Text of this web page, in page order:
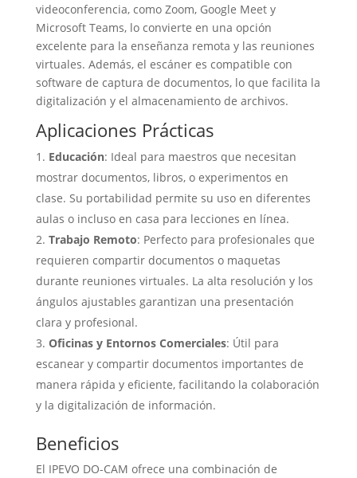
videoconferencia, como Zoom, Google Meet y
Microsoft Teams, lo convierte en una opción
excelente para la enseñanza remota y las reuniones
virtuales. Además, el escáner es compatible con
software de captura de documentos, lo que facilita la
digitalización y el almacenamiento de archivos.
Aplicaciones Prácticas
Educación: Ideal para maestros que necesitan
mostrar documentos, libros, o experimentos en
clase. Su portabilidad permite su uso en diferentes
aulas o incluso en casa para lecciones en línea.
Trabajo Remoto: Perfecto para profesionales que
requieren compartir documentos o maquetas
durante reuniones virtuales. La alta resolución y los
ángulos ajustables garantizan una presentación
clara y profesional.
Oficinas y Entornos Comerciales: Útil para
escanear y compartir documentos importantes de
manera rápida y eficiente, facilitando la colaboración
y la digitalización de información.
Beneficios
El IPEVO DO-CAM ofrece una combinación de